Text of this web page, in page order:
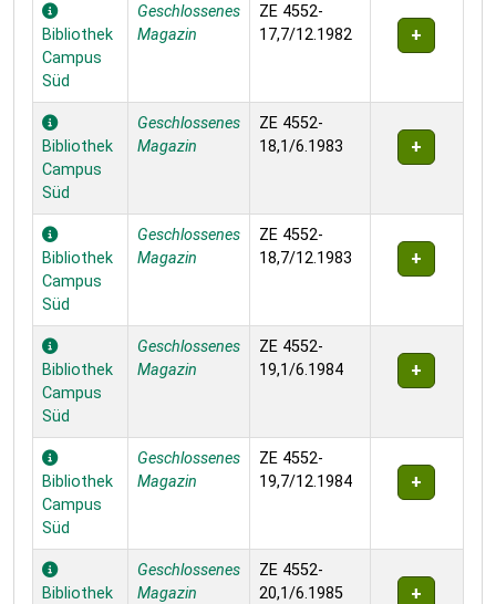
Bibliothek
Campus
Süd
Geschlossenes
Magazin
ZE 4552-
17,7/12.1982
Bibliothek
Campus
Süd
Geschlossenes
Magazin
ZE 4552-
18,1/6.1983
Bibliothek
Campus
Süd
Geschlossenes
Magazin
ZE 4552-
18,7/12.1983
Bibliothek
Campus
Süd
Geschlossenes
Magazin
ZE 4552-
19,1/6.1984
Bibliothek
Campus
Süd
Geschlossenes
Magazin
ZE 4552-
19,7/12.1984
Bibliothek
Geschlossenes
Magazin
ZE 4552-
20,1/6.1985